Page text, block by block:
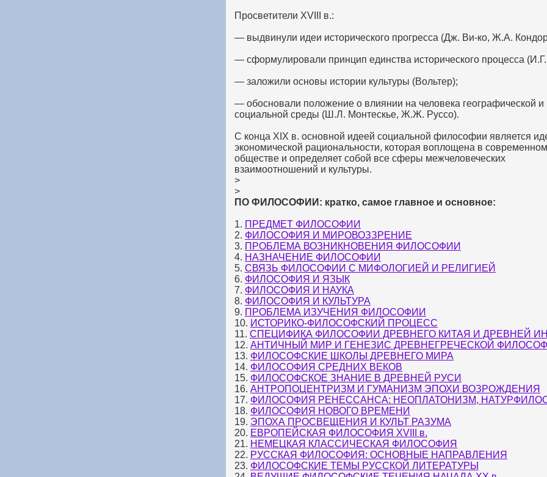
Просветители XVIII в.:
— выдвинули идеи исторического прогресса (Дж. Ви-ко, Ж.А.
— сформулировали принцип единства исторического процесса
— заложили основы истории культуры (Вольтер);
— обосновали положение о влиянии на человека географической и
социальной среды (Ш.Л. Монтескье, Ж.Ж. Руссо).
С конца XIX в. основной идеей социальной философии является
экономической рациональности, которая воплощена в современном
обществе и определяет собой все сферы межчеловеческих
взаимоотношений и культуры.
>
>
ПО ФИЛОСОФИИ: кратко, самое главное и основное:
1. ПРЕДМЕТ ФИЛОСОФИИ
2. ФИЛОСОФИЯ И МИРОВОЗЗРЕНИЕ
3. ПРОБЛЕМА ВОЗНИКНОВЕНИЯ ФИЛОСОФИИ
4. НАЗНАЧЕНИЕ ФИЛОСОФИИ
5. СВЯЗЬ ФИЛОСОФИИ С МИФОЛОГИЕЙ И РЕЛИГИЕЙ
6. ФИЛОСОФИЯ И ЯЗЫК
7. ФИЛОСОФИЯ И НАУКА
8. ФИЛОСОФИЯ И КУЛЬТУРА
9. ПРОБЛЕМА ИЗУЧЕНИЯ ФИЛОСОФИИ
10. ИСТОРИКО-ФИЛОСОФСКИЙ ПРОЦЕСС
11. СПЕЦИФИКА ФИЛОСОФИИ ДРЕВНЕГО КИТАЯ И ДРЕВНЕЙ
12. АНТИЧНЫЙ МИР И ГЕНЕЗИС ДРЕВНЕГРЕЧЕСКОЙ
13. ФИЛОСОФСКИЕ ШКОЛЫ ДРЕВНЕГО МИРА
14. ФИЛОСОФИЯ СРЕДНИХ ВЕКОВ
15. ФИЛОСОФСКОЕ ЗНАНИЕ В ДРЕВНЕЙ РУСИ
16. АНТРОПОЦЕНТРИЗМ И ГУМАНИЗМ ЭПОХИ ВОЗРОЖДЕНИЯ
17. ФИЛОСОФИЯ РЕНЕССАНСА: НЕОПЛАТОНИЗМ,
18. ФИЛОСОФИЯ НОВОГО ВРЕМЕНИ
19. ЭПОХА ПРОСВЕЩЕНИЯ И КУЛЬТ РАЗУМА
20. ЕВРОПЕЙСКАЯ ФИЛОСОФИЯ XVIII в.
21. НЕМЕЦКАЯ КЛАССИЧЕСКАЯ ФИЛОСОФИЯ
22. РУССКАЯ ФИЛОСОФИЯ: ОСНОВНЫЕ НАПРАВЛЕНИЯ
23. ФИЛОСОФСКИЕ ТЕМЫ РУССКОЙ ЛИТЕРАТУРЫ